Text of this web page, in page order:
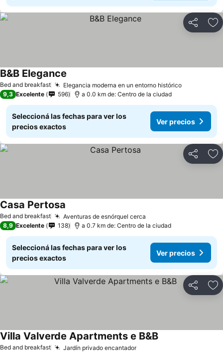
Compartir
Bed and breakfast Elegancia moderna en un entorno histórico
B&B Elegance
9,3 Excelente 596 a 0.0 km de: Centro de la ciudad
Seleccioná las fechas para ver los
precios exactos
Ver precios
Compartir
Bed and breakfast Aventuras de esnórquel cerca
Casa Pertosa
8,9 Excelente 138 a 0.7 km de: Centro de la ciudad
Seleccioná las fechas para ver los
precios exactos
Ver precios
Compartir
Bed and breakfast Jardín privado encantador
Villa Valverde Apartments e B&B